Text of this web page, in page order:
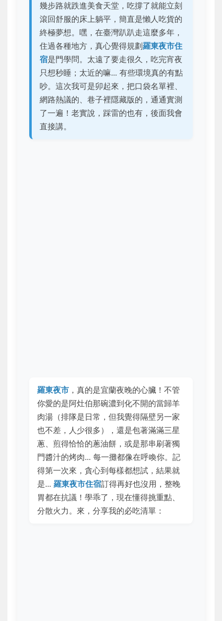
幾步路就跌進美食天堂，吃撐了就能立刻
滾回舒服的床上躺平，簡直是懶人吃貨的
終極夢想。嘿，在臺灣趴趴走這麼多年，
住過各種地方，真心覺得規劃羅東夜市住
宿是門學問。太遠了要走很久，吃完宵夜
只想秒睡；太近的嘛... 有些環境真的有點
吵。這次我可是卯起來，把口袋名單裡、
網路熱議的、巷子裡隱藏版的，通通實測
了一遍！ 老實說，踩雷的也有，後面我會
直接講。
羅東夜市 ，真的是宜蘭夜晚的心臟！不管
你愛的是阿灶伯那碗濃到化不開的當歸羊
肉湯（排隊是日常，但我覺得隔壁另一家
也不差，人少很多），還是包著滿滿三星
蔥、煎得恰恰的蔥油餅，或是那串刷著獨
門醬汁的烤肉... 每一攤都像在呼喚你。記
得第一次來，貪心到每樣都想試，結果就
是... 羅東夜市住宿訂得再好也沒用，整晚
胃都在抗議！學乖了，現在懂得挑重點、
分散火力。來，分享我的必吃清單：